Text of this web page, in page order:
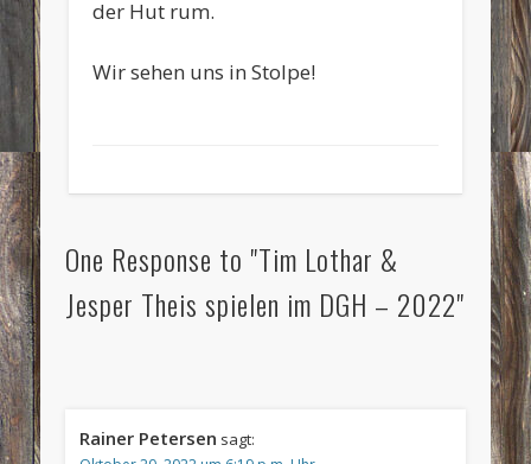
der Hut rum.
Wir sehen uns in Stolpe!
One Response to "Tim Lothar &
Jesper Theis spielen im DGH – 2022"
Rainer Petersen sagt: